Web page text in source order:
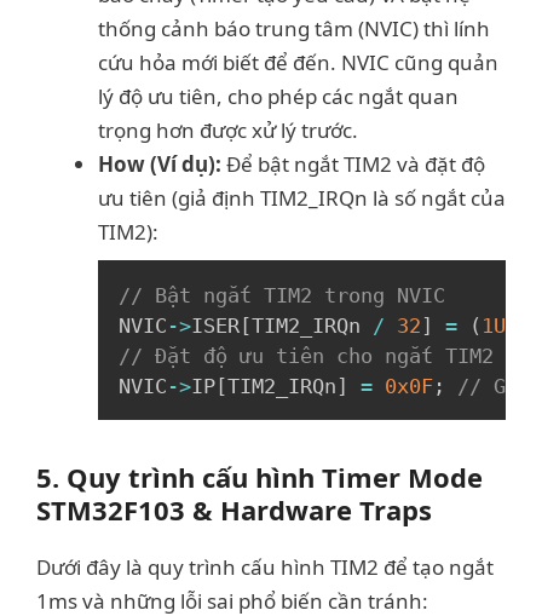
thống cảnh báo trung tâm (NVIC) thì lính
cứu hỏa mới biết để đến. NVIC cũng quản
lý độ ưu tiên, cho phép các ngắt quan
trọng hơn được xử lý trước.
How (Ví dụ): Để bật ngắt TIM2 và đặt độ
ưu tiên (giả định TIM2_IRQn là số ngắt của
TIM2):
// Bật ngắt TIM2 trong NVIC
NVIC ->ISER[TIM2_IRQn / 32 ] = ( 1UL
// Đặt độ ưu tiên cho ngắt TIM2
NVIC ->IP[TIM2_IRQn ] = 0x0F ; // Giá
5. Quy trình cấu hình Timer Mode
STM32F103 & Hardware Traps
Dưới đây là quy trình cấu hình TIM2 để tạo ngắt
1ms và những lỗi sai phổ biến cần tránh: